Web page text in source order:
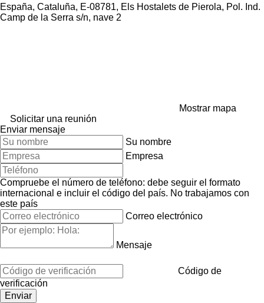
España, Cataluña, E-08781, Els Hostalets de Pierola, Pol. Ind.
Camp de la Serra s/n, nave 2
Mostrar mapa
Solicitar una reunión
Enviar mensaje
Su nombre
Empresa
Compruebe el número de teléfono: debe seguir el formato
internacional e incluir el código del país. No trabajamos con
este país
Correo electrónico
Mensaje
Código de
verificación